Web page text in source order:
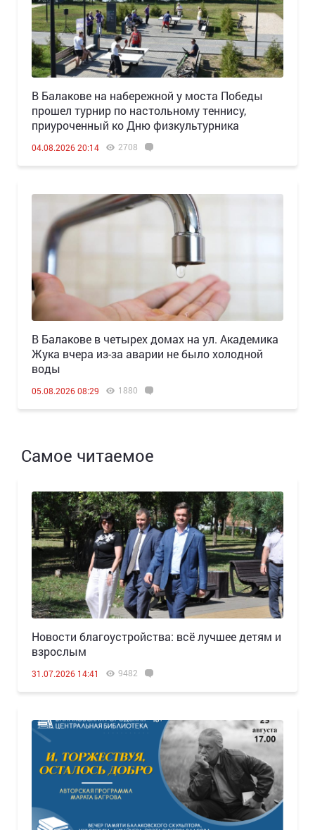
В Балакове на набережной у моста Победы
прошел турнир по настольному теннису,
приуроченный ко Дню физкультурника
04.08.2026 20:14 2708
В Балакове в четырех домах на ул. Академика
Жука вчера из-за аварии не было холодной
воды
05.08.2026 08:29 1880
Самое читаемое
Новости благоустройства: всё лучшее детям и
взрослым
31.07.2026 14:41 9482